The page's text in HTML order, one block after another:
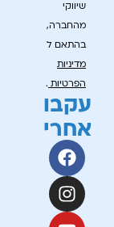
שיווקי
מהחברה,
בהתאם ל
מדיניות
הפרטיות.
עקבו
אחרי